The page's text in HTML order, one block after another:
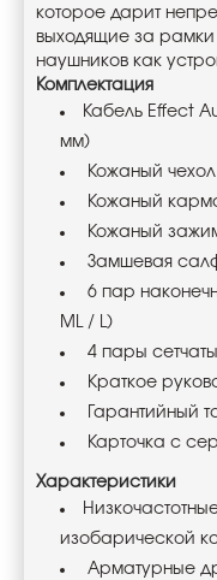
которое дарит
выходящие за рамки
наушников как
Комплектация
Кабель Effect
мм)
Кожаный
Кожаный
Кожаный
Замшевая
6 пар
ML / L)
4 пары
Краткое
Гарантийный
Карточка с
Характеристики
изобарической
Арматурные